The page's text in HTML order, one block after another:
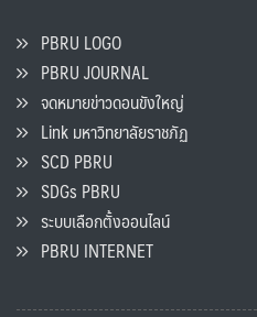
PBRU LOGO
PBRU JOURNAL
จดหมายข่าวดอนขังใหญ่
Link มหาวิทยาลัยราชภัฏ
SCD PBRU
SDGs PBRU
ระบบเลือกตั้งออนไลน์
PBRU INTERNET